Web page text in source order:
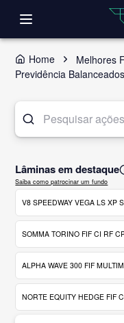
Home
Melhores
Previdência
Lâminas em destaque
Saiba como patrocinar um fundo
V8 SPEEDWAY VEGA LS XP
SOMMA TORINO FIF CI RF CP
ALPHA WAVE 300 FIF
NORTE EQUITY HEDGE FIF